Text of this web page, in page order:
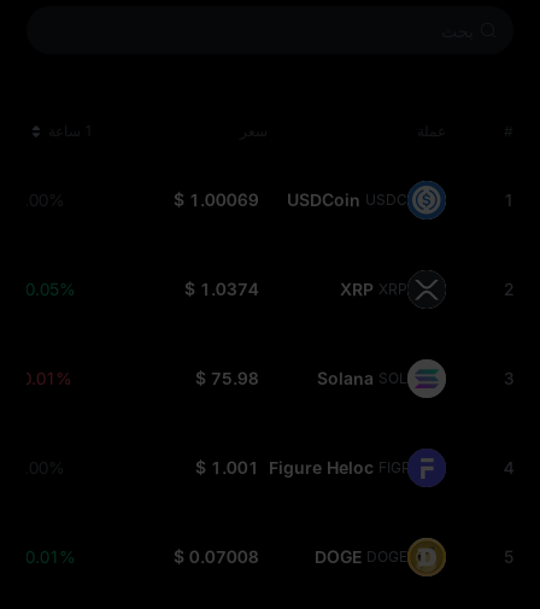
# عملة سعر 1 ساعة
1
USDCoin USDC
$ 1.00069
0.00%
2
XRP XRP
$ 1.0374
+0.05%
3
Solana SOL
$ 75.98
-0.01%
4
Figure Heloc FIGR_HELOC
$ 1.001
0.00%
5
DOGE DOGE
$ 0.07008
+0.01%